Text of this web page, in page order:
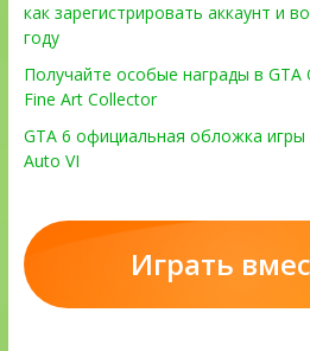
как зарегистрировать аккаунт и
году
Получайте особые награды в GTA
Fine Art Collector
GTA 6 официальная обложка игры
Auto VI
Играть